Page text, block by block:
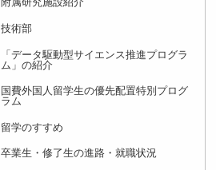
技術部
「データ駆動型サイエンス推進プログラ
ム」の紹介
国費外国人留学生の優先配置特別プログ
ラム
留学のすすめ
卒業生・修了生の進路・就職状況